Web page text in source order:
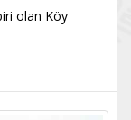
olan Köy